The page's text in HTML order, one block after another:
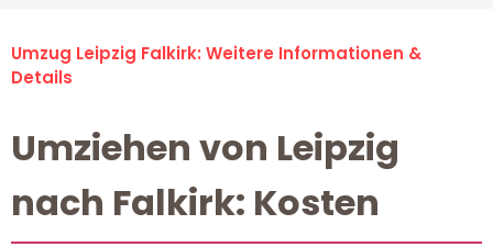
Umzug Leipzig Falkirk: Weitere Informationen &
Details
Umziehen von Leipzig
nach Falkirk: Kosten